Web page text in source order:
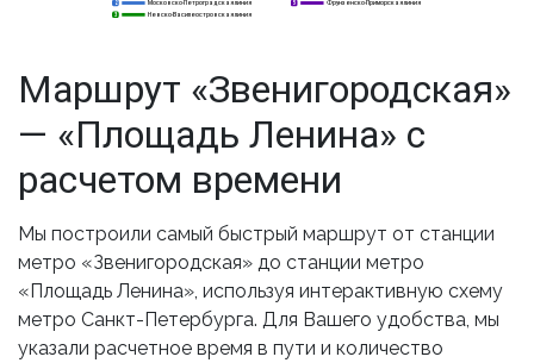
Невско-Василеостровская линия
2
3
5
2
3
Маршрут «Звенигородская»
— «Площадь Ленина» с
расчетом времени
Мы построили самый быстрый маршрут от станции
метро «Звенигородская» до станции метро
«Площадь Ленина», используя интерактивную схему
метро Санкт-Петербурга. Для Вашего удобства, мы
указали расчетное время в пути и количество